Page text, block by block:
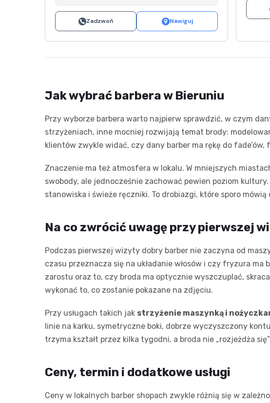
Zadzwoń Nawiguj
Jak wybrać barbera w Bieruniu
Przy wyborze barbera warto najpierw sprawdzić, w czym
strzyżeniach, inne mocniej rozwijają temat brody:
klientów zwykle widać, czy dany barber ma rękę do
Znaczenie ma też atmosfera w lokalu. W mniejszych
swobody, ale jednocześnie zachować pewien poziom
stanowiska i świeże ręczniki. To drobiazgi, które sporo
Na co zwrócić uwagę przy pierwszej
Podczas pierwszej wizyty dobry barber nie zaczyna od
czasu przeznacza się na układanie włosów i czy fryzura
zarostu oraz to, czy broda ma optycznie wyszczuplać,
wykonać to, co zostanie pokazane na zdjęciu.
Przy usługach takich jak strzyżenie maszynką i
linie na karku, symetryczne boki, dobrze wyczyszczony
trzyma kształt przez kilka tygodni, a broda nie „rozjeżdża
Ceny, termin i dodatkowe usługi
Ceny w lokalnych barber shopach zwykle różnią się w